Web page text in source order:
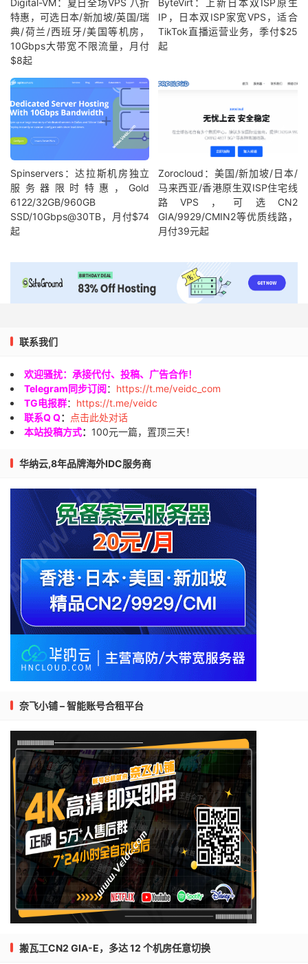
Digital-VM：夏日全场VPS 八折
特惠，可选日本/新加坡/英国/瑞
典/荷兰/西班牙/美国等机房，
10Gbps大带宽不限流量，月付
$8起
ByteVirt：上新日本双ISP原生
IP，日本双ISP家宽VPS，适合
TikTok直播运营业务，季付$25
起
Spinservers：达拉斯机房独立
服务器限时特惠，Gold
6122/32GB/960GB
SSD/10Gbps@30TB，月付$74
起
Zorocloud：美国/新加坡/日本/
马来西亚/香港原生双ISP住宅线
路VPS，可选CN2
GIA/9929/CMIN2等优质线路，
月付39元起
联系我们
欢迎骚扰：承接代付、投稿、广告合作！
Telegram同步订阅： https://t.me/veidc_com
TG电报群： https://t.me/veidc
联系Q Q：
点击此处对话
本站投稿方式： 100元一篇，置顶三天！
华纳云,8年品牌海外IDC服务商
奈飞小铺 – 智能账号合租平台
搬瓦工CN2 GIA-E，多达 12 个机房任意切换